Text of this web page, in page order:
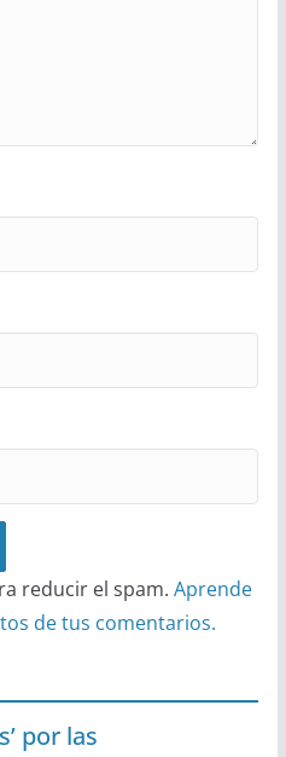
reducir el spam. Aprende
de tus comentarios.
por las